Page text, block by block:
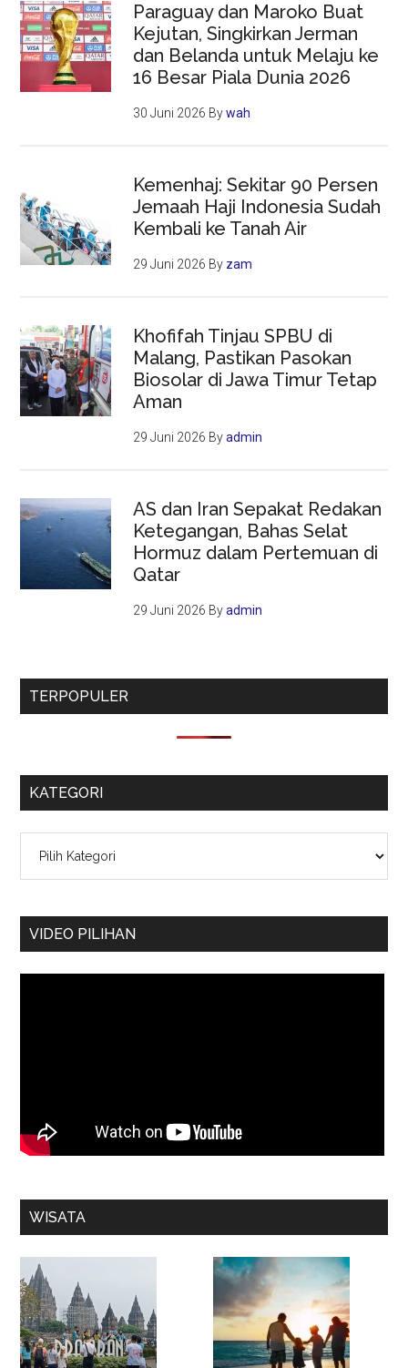
Paraguay dan Maroko Buat
Kejutan, Singkirkan Jerman
dan Belanda untuk Melaju ke
16 Besar Piala Dunia 2026
30 Juni 2026 Bywah
Kemenhaj: Sekitar 90 Persen
Jemaah Haji Indonesia Sudah
Kembali ke Tanah Air
29 Juni 2026 By zam
Khofifah Tinjau SPBU di
Malang, Pastikan Pasokan
Biosolar di Jawa Timur Tetap
Aman
29 Juni 2026 Byadmin
AS dan Iran Sepakat Redakan
Ketegangan, Bahas Selat
Hormuz dalam Pertemuan di
Qatar
29 Juni 2026 Byadmin
TERPOPULER
KATEGORI
VIDEO PILIHAN
WISATA